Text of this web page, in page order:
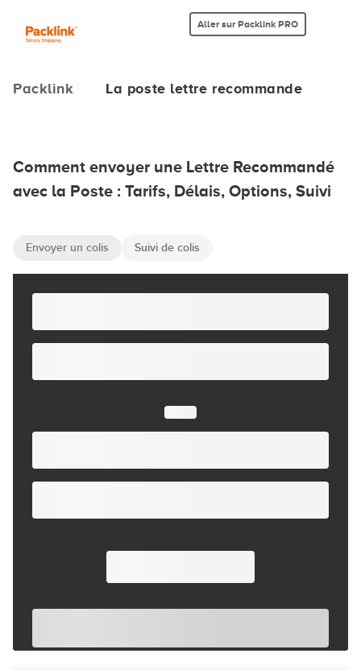
Aller sur Packlink PRO
Packlink La poste lettre recommande
Comment envoyer une Lettre Recommandé
avec la Poste : Tarifs, Délais, Options, Suivi
Envoyer un colis Suivi de colis